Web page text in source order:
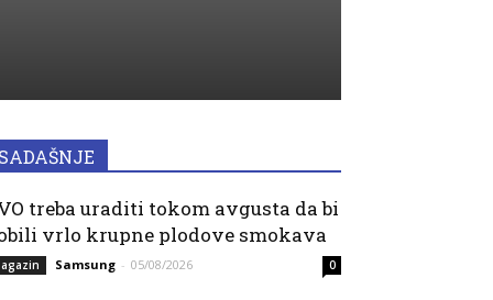
treba uraditi tokom avgusta da bi
vrlo krupne plodove smokava
Samsung - 05/08/2026 0